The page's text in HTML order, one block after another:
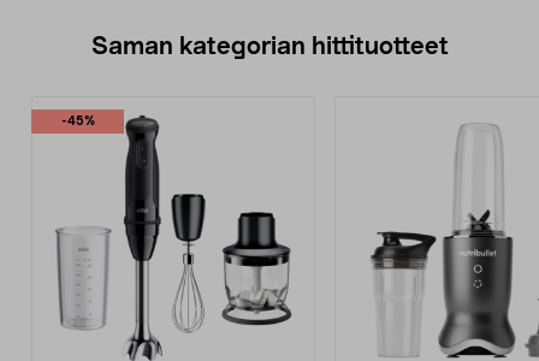
Saman kategorian hittituotteet
-45%